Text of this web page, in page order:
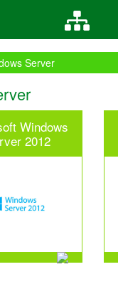
Server
Windows
2012